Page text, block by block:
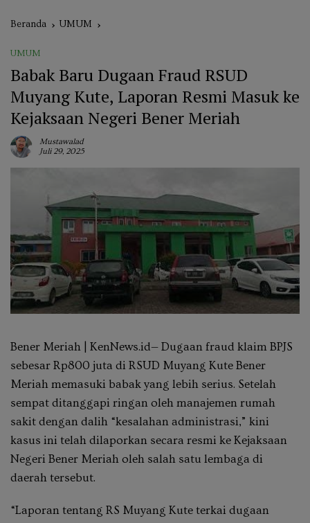
Beranda UMUM
UMUM
Babak Baru Dugaan Fraud RSUD
Muyang Kute, Laporan Resmi Masuk ke
Kejaksaan Negeri Bener Meriah
Mustawalad
Juli 29, 2025
Bener Meriah | KenNews.id— Dugaan fraud klaim BPJS
sebesar Rp800 juta di RSUD Muyang Kute Bener
Meriah memasuki babak yang lebih serius. Setelah
sempat ditanggapi ringan oleh manajemen rumah
sakit dengan dalih “kesalahan administrasi,” kini
kasus ini telah dilaporkan secara resmi ke Kejaksaan
Negeri Bener Meriah oleh salah satu lembaga di
daerah tersebut.
“Laporan tentang RS Muyang Kute terkai dugaan